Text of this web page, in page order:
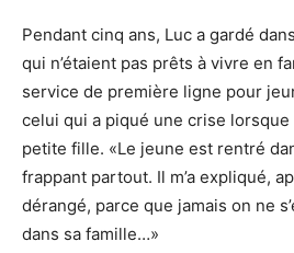
Pendant cinq ans, Luc a gardé
qui n’étaient pas prêts à vivre en
service de première ligne pour
celui qui a piqué une crise lorsque
petite fille. «Le jeune est rentré
frappant partout. Il m’a expliqué,
dérangé, parce que jamais on ne
dans sa famille…»